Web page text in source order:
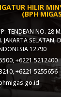
HILIR
(BPH
P. TENDEAN NO. 28
JAKARTA SELATAN,
12790
+6221 5212400
+6221 5255656